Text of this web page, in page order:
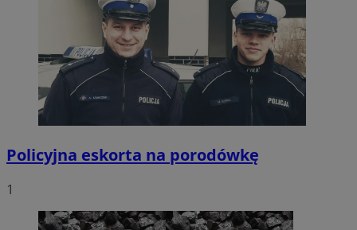
Policyjna eskorta na porodówkę
1